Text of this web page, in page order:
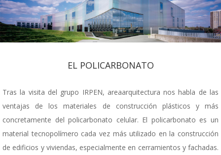
EL POLICARBONATO
Tras la visita del grupo IRPEN, areaarquitectura nos habla de las
ventajas de los materiales de construcción plásticos y más
concretamente del policarbonato celular. El policarbonato es un
material tecnopolímero cada vez más utilizado en la construcción
de edificios y viviendas, especialmente en cerramientos y fachadas.